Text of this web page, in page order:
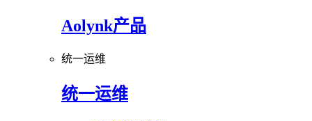
Aolynk产品
统一运维
统一运维